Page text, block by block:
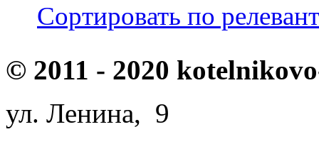
Сортировать по
© 2011 - 2020
ул. Ленина, 9